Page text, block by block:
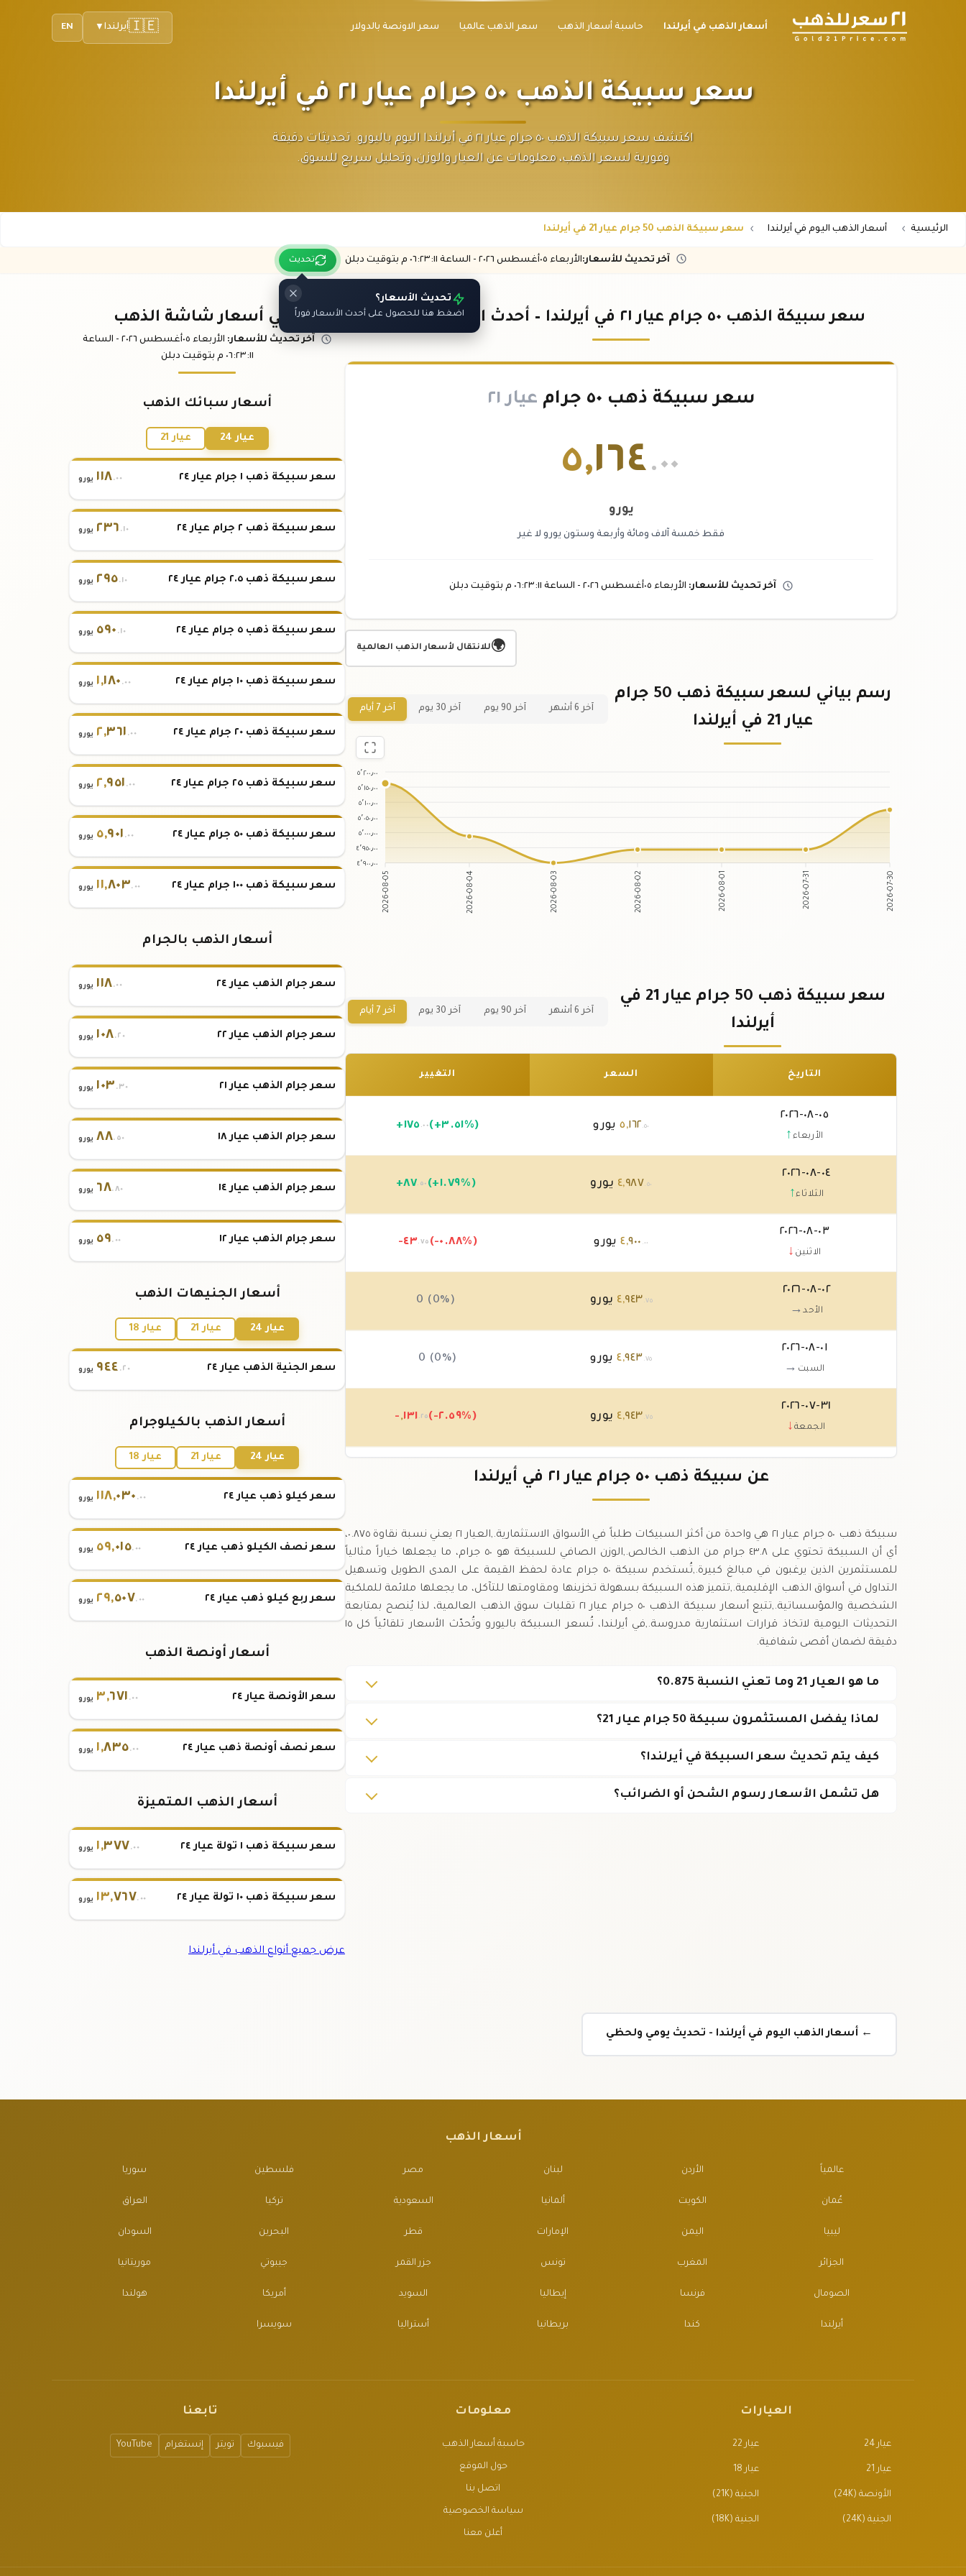
أسعار الذهب في أيرلندا حاسبة أسعار الذهب سعر الذهب عالميا سعر الاونصة بالدولار EN 🇮🇪أيرلندا ▼
سعر سبيكة الذهب ٥٠ جرام عيار ٢١ في أيرلندا
اكتشف سعر سبيكة الذهب ٥٠ جرام عيار ٢١ في أيرلندا اليوم باليورو. تحديثات دقيقة
وفورية لسعر الذهب، معلومات عن العيار والوزن، وتحليل سريع للسوق.
الرئيسية أسعار الذهب اليوم في أيرلندا سعر سبيكة الذهب 50 جرام عيار 21 في أيرلندا
آخر تحديث للأسعار:الأربعاء ٠٥ أغسطس ٢٠٢٦ - الساعة :١١ م بتوقيت دبلن تحديث
تحديث الأسعار؟
اضغط هنا للحصول على أحدث الأسعار فوراً سعر سبيكة الذهب ٥٠ جرام عيار ٢١ في أيرلندا – أحدث الأسعار باليورو
سعر سبيكة ذهب ٥٠ جرام عيار ٢١
٥,١٦٤ .٠٠
يورو
فقط خمسة آلاف ومائة وأربعة وستون يورو لا غير
آخر تحديث للأسعار: الأربعاء ٠٥ أغسطس ٢٠٢٦ - الساعة :١١ م بتوقيت دبلن
🌍للانتقال لأسعار الذهب العالمية
رسم بياني لسعر سبيكة ذهب 50 جرام
عيار 21 في أيرلندا
آخر 6 أشهر آخر 90 يوم آخر 30 يوم آخر 7 أيام
٥٬٢٠٠٫٠٠
٥٬١٥٠٫٠٠
٥٬١٠٠٫٠٠
٥٬٠٥٠٫٠٠
٥٬٠٠٠٫٠٠
٤٬٩٥٠٫٠٠
٤٬٩٠٠٫٠٠
2026-08-05 2026-08-04 2026-08-03 2026-08-02 2026-08-01 2026-07-31 2026-07-30
سعر سبيكة ذهب 50 جرام عيار 21 في
أيرلندا
آخر 6 أشهر آخر 90 يوم آخر 30 يوم آخر 7 أيام
التاريخ السعر التغيير
٠٥-٠٨-٢٠٢٦
الأربعاء ↑
٥,١٦٢.٥٠ يورو +١٧٥ .٠٠ (+٣.٥١%)
٠٤-٠٨-٢٠٢٦
الثلاثاء↑
٤,٩٨٧.٥٠ يورو +٨٧ .٥٠ (+١.٧٩%)
٠٣-٠٨-٢٠٢٦
الاثنين ↓
٤,٩٠٠ .٠٠ يورو -٤٣ .٧٥ (-٠.٨٨%)
٠٢-٠٨-٢٠٢٦
الأحد→
٤,٩٤٣.٧٥ يورو 0 (0%)
٠١-٠٨-٢٠٢٦
السبت →
٤,٩٤٣.٧٥ يورو 0 (0%)
٣١-٠٧-٢٠٢٦
الجمعة ↓
٤,٩٤٣.٧٥ يورو -,١٣١ .٢٥ (-٢.٥٩%)
٥,٠٧٥.٠٠ يورو عن سبيكة ذهب ٥٠ جرام عيار ٢١ في أيرلندا
سبيكة ذهب ٥٠ جرام عيار ٢١ هي واحدة من أكثر السبيكات طلباً في الأسواق الاستثمارية.,العيار ٢١ يعني نسبة نقاوة ٠.٨٧٥،
أي أن السبيكة تحتوي على ٤٣.٨ جرام من الذهب الخالص.,الوزن الصافي للسبيكة هو ٥٠ جرام، ما يجعلها خياراً مثالياً
للمستثمرين الذين يرغبون في مبالغ كبيرة.,تُستخدم سبيكة ٥٠ جرام عادة لحفظ القيمة على المدى الطويل وتسهيل
التداول في أسواق الذهب الإقليمية.,تتميز هذه السبيكة بسهولة تخزينها ومقاومتها للتآكل، ما يجعلها ملائمة للملكية
الشخصية والمؤسساتية.,تتبع أسعار سبيكة الذهب ٥٠ جرام عيار ٢١ تقلبات سوق الذهب العالمية، لذا يُنصح بمتابعة
التحديثات اليومية لاتخاذ قرارات استثمارية مدروسة.,في أيرلندا، تُسعر السبيكة باليورو وتُحدّث الأسعار تلقائياً كل ١٥
دقيقة لضمان أقصى شفافية.
ما هو العيار 21 وما تعني النسبة 0.875؟
لماذا يفضل المستثمرون سبيكة 50 جرام عيار 21؟
كيف يتم تحديث سعر السبيكة في أيرلندا؟
هل تشمل الأسعار رسوم الشحن أو الضرائب؟
باقي أسعار شاشة الذهب
آخر تحديث للأسعار: الأربعاء ٠٥ أغسطس ٢٠٢٦ -
الساعة
٠٦:٢٣:١١ م بتوقيت دبلن
أسعار سبائك الذهب
عيار 24 عيار 21
سعر سبيكة ذهب ١ جرام عيار ٢٤ ١١٨.٠٠ يورو
سعر سبيكة ذهب ٢ جرام عيار ٢٤ ٢٣٦ .١٠ يورو
سعر سبيكة ذهب ٢.٥ جرام عيار ٢٤ ٢٩٥.١٠ يورو
سعر سبيكة ذهب ٥ جرام عيار ٢٤ ٥٩٠ .١٠ يورو
سعر سبيكة ذهب ١٠ جرام عيار ٢٤ ١,١٨٠ .٠٠ يورو
سعر سبيكة ذهب ٢٠ جرام عيار ٢٤ ٢,٣٦١ .٠٠ يورو
سعر سبيكة ذهب ٢٥ جرام عيار ٢٤ ٢,٩٥١ .٠٠ يورو
سعر سبيكة ذهب ٥٠ جرام عيار ٢٤ ٥,٩٠١ .٠٠ يورو
سعر سبيكة ذهب ١٠٠ جرام عيار ٢٤ ١١,٨٠٣.٠٠ يورو
أسعار الذهب بالجرام
سعر جرام الذهب عيار ٢٤ ١١٨.٠٠ يورو
سعر جرام الذهب عيار ٢٢ ١٠٨.٢٠ يورو
سعر جرام الذهب عيار ٢١ ١٠٣ .٣٠ يورو
سعر جرام الذهب عيار ١٨ ٨٨.٥٠ يورو
سعر جرام الذهب عيار ١٤ ٦٨.٨٠ يورو
سعر جرام الذهب عيار ١٢ ٥٩.٠٠ يورو
أسعار الجنيهات الذهب
عيار 24 عيار 21 عيار 18
سعر الجنية الذهب عيار ٢٤ ٩٤٤ .٢٠ يورو
أسعار الذهب بالكيلوجرام
عيار 24 عيار 21 عيار 18
سعر كيلو ذهب عيار ٢٤ ١١٨,٠٣٠ .٠٠ يورو
سعر نصف الكيلو ذهب عيار ٢٤ ٥٩,٠١٥.٠٠ يورو
سعر ربع كيلو ذهب عيار ٢٤ ٢٩,٥٠٧.٠٠ يورو
أسعار أونصة الذهب
سعر الأونصة عيار ٢٤ ٣,٦٧١ .٠٠ يورو
سعر نصف أونصة ذهب عيار ٢٤ ١,٨٣٥.٠٠ يورو
أسعار الذهب المتميزة
سعر سبيكة ذهب ١ تولة عيار ٢٤ ١,٣٧٧ .٠٠ يورو
سعر سبيكة ذهب ١٠ تولة عيار ٢٤ ١٣,٧٦٧.٠٠ يورو
عرض جميع أنواع الذهب في أيرلندا
← أسعار الذهب اليوم في أيرلندا - تحديث يومي ولحظي
أسعار الذهب
عالمياً الأردن لبنان مصر فلسطين سوريا
عُمان الكويت ألمانيا السعودية تركيا العراق
ليبيا اليمن الإمارات قطر البحرين السودان
الجزائر المغرب تونس جزر القمر جيبوتي موريتانيا
الصومال فرنسا إيطاليا السويد أمريكا هولندا
أيرلندا كندا بريطانيا أستراليا سويسرا
العيارات
عيار 24 عيار 22
عيار 21 عيار 18
الأونصة (24K) الجنية (21K)
الجنية (24K) الجنية (18K)
معلومات
حاسبة أسعار الذهب
حول الموقع
اتصل بنا
سياسة الخصوصية
أعلن معنا
تابعنا
فيسبوك تويتر إنستغرام YouTube